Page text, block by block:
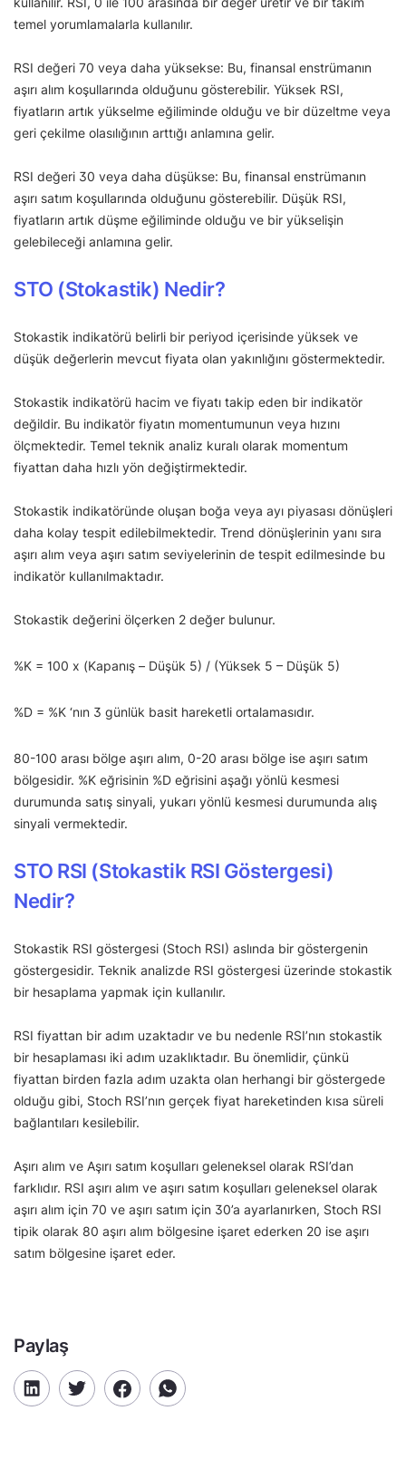
temel yorumlamalarla kullanılır.
RSI değeri 70 veya daha yüksekse: Bu, finansal enstrümanın
aşırı alım koşullarında olduğunu gösterebilir. Yüksek RSI,
fiyatların artık yükselme eğiliminde olduğu ve bir düzeltme veya
geri çekilme olasılığının arttığı anlamına gelir.
RSI değeri 30 veya daha düşükse: Bu, finansal enstrümanın
aşırı satım koşullarında olduğunu gösterebilir. Düşük RSI,
fiyatların artık düşme eğiliminde olduğu ve bir yükselişin
gelebileceği anlamına gelir.
STO (Stokastik) Nedir?
Stokastik indikatörü belirli bir periyod içerisinde yüksek ve
düşük değerlerin mevcut fiyata olan yakınlığını göstermektedir.
Stokastik indikatörü hacim ve fiyatı takip eden bir indikatör
değildir. Bu indikatör fiyatın momentumunun veya hızını
ölçmektedir. Temel teknik analiz kuralı olarak momentum
fiyattan daha hızlı yön değiştirmektedir.
Stokastik indikatöründe oluşan boğa veya ayı piyasası dönüşleri
daha kolay tespit edilebilmektedir. Trend dönüşlerinin yanı sıra
aşırı alım veya aşırı satım seviyelerinin de tespit edilmesinde bu
indikatör kullanılmaktadır.
Stokastik değerini ölçerken 2 değer bulunur.
%K = 100 x (Kapanış – Düşük 5) / (Yüksek 5 – Düşük 5)
%D = %K ‘nın 3 günlük basit hareketli ortalamasıdır.
80-100 arası bölge aşırı alım, 0-20 arası bölge ise aşırı satım
bölgesidir. %K eğrisinin %D eğrisini aşağı yönlü kesmesi
durumunda satış sinyali, yukarı yönlü kesmesi durumunda alış
sinyali vermektedir.
STO RSI (Stokastik RSI Göstergesi)
Nedir?
Stokastik RSI göstergesi (Stoch RSI) aslında bir göstergenin
göstergesidir. Teknik analizde RSI göstergesi üzerinde stokastik
bir hesaplama yapmak için kullanılır.
RSI fiyattan bir adım uzaktadır ve bu nedenle RSI’nın stokastik
bir hesaplaması iki adım uzaklıktadır. Bu önemlidir, çünkü
fiyattan birden fazla adım uzakta olan herhangi bir göstergede
olduğu gibi, Stoch RSI’nın gerçek fiyat hareketinden kısa süreli
bağlantıları kesilebilir.
Aşırı alım ve Aşırı satım koşulları geleneksel olarak RSI’dan
farklıdır. RSI aşırı alım ve aşırı satım koşulları geleneksel olarak
aşırı alım için 70 ve aşırı satım için 30’a ayarlanırken, Stoch RSI
tipik olarak 80 aşırı alım bölgesine işaret ederken 20 ise aşırı
satım bölgesine işaret eder.
Paylaş